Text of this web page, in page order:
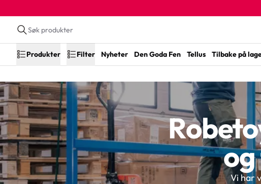
Produkter Filter Nyheter Den Goda Fen Tellus Tilbake på
Vi har